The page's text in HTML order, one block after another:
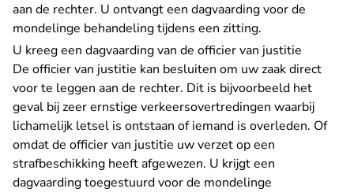
aan de rechter. U ontvangt een dagvaarding voor de
mondelinge behandeling tijdens een zitting.
U kreeg een dagvaarding van de officier van justitie
De officier van justitie kan besluiten om uw zaak direct
voor te leggen aan de rechter. Dit is bijvoorbeeld het
geval bij zeer ernstige verkeersovertredingen waarbij
lichamelijk letsel is ontstaan of iemand is overleden. Of
omdat de officier van justitie uw verzet op een
strafbeschikking heeft afgewezen. U krijgt een
dagvaarding toegestuurd voor de mondelinge